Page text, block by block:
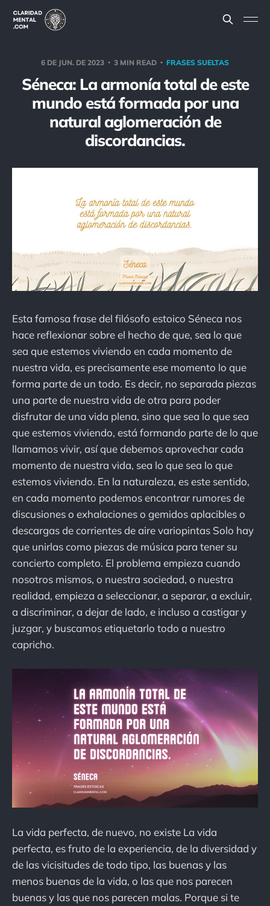
6 DE JUN. DE 2023 3 MIN READ FRASES SUELTAS
Séneca: La armonía total de este
mundo está formada por una
natural aglomeración de
discordancias.
Esta famosa frase del filósofo estoico Séneca nos
hace reflexionar sobre el hecho de que, sea lo que
sea que estemos viviendo en cada momento de
nuestra vida, es precisamente ese momento lo que
forma parte de un todo. Es decir, no separada piezas
una parte de nuestra vida de otra para poder
disfrutar de una vida plena, sino que sea lo que sea
que estemos viviendo, está formando parte de lo que
llamamos vivir, así que debemos aprovechar cada
momento de nuestra vida, sea lo que sea lo que
estemos viviendo. En la naturaleza, es este sentido,
en cada momento podemos encontrar rumores de
discusiones o exhalaciones o gemidos aplacibles o
descargas de corrientes de aire variopintas Solo hay
que unirlas como piezas de música para tener su
concierto completo. El problema empieza cuando
nosotros mismos, o nuestra sociedad, o nuestra
realidad, empieza a seleccionar, a separar, a excluir,
a discriminar, a dejar de lado, e incluso a castigar y
juzgar, y buscamos etiquetarlo todo a nuestro
capricho.
La vida perfecta, de nuevo, no existe La vida
perfecta, es fruto de la experiencia, de la diversidad y
de las vicisitudes de todo tipo, las buenas y las
menos buenas de la vida, o las que nos parecen
buenas y las que nos parecen malas. Porque si te